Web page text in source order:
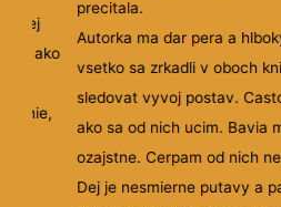
” ako
precitala.
Autorka ma dar pera a
vsetko sa zrkadli v oboch
sledovat vyvoj postav.
ako sa od nich ucim. Bavia
ozajstne. Cerpam od nich
Dej je nesmierne putavy a